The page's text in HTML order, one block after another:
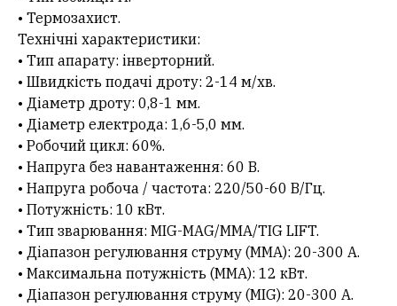
• Термозахист.
Технічні характеристики:
• Тип апарату: інверторний.
• Швидкість подачі дроту: 2-14 м/хв.
• Діаметр дроту: 0,8-1 мм.
• Діаметр електрода: 1,6-5,0 мм.
• Робочий цикл: 60%.
• Напруга без навантаження: 60 В.
• Напруга робоча / частота: 220/50-60 В/Гц.
• Потужність: 10 кВт.
• Тип зварювання: MIG-MAG/MMA/TIG LIFT.
• Діапазон регулювання струму (MMA): 20-300 А.
• Максимальна потужність (MMA): 12 кВт.
• Діапазон регулювання струму (MIG): 20-300 А.